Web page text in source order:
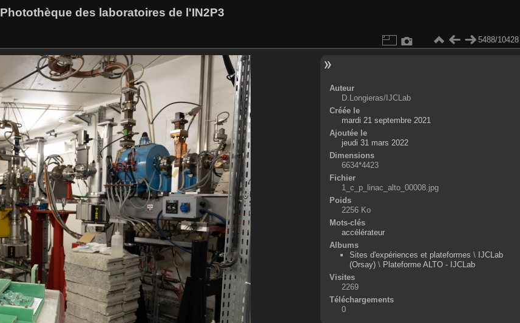
Photothèque des laboratoires de l'IN2P3
5488/10428
Auteur
D.Longieras/IJCLab
Créée le
mardi 21 septembre 2021
Ajoutée le
jeudi 31 mars 2022
Dimensions
6634*4423
Fichier
1_c_p_linac_alto_00008.jpg
Poids
2256 Ko
Mots-clés
accélérateur
Albums
Sites d'expériences et plateformes \ IJCLab
(Orsay)\ Plateforme ALTO - IJCLab
Visites
2269
Téléchargements
0